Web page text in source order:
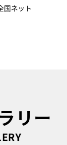
国ネット
リー